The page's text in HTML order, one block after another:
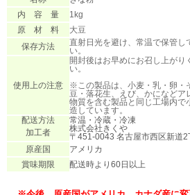
内 容 量
1kg
原 材 料
大豆
保存方法
直射日光を避け、常温で保管し
い。
使用上の注意
開封後はお早めにお召し上がり
い。
※この製品は、小麦・乳・卵・
豆・落花生、えび、かになどア
物質を含む製品と同じ工場内で
造しています。
配送方法
常温・冷蔵・冷凍
加工者
株式会社きくや
〒451-0043 名古屋市西区新道2
原産国
アメリカ
賞味期限
配送時より60日以上